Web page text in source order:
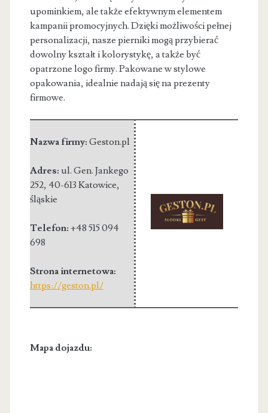
upominkiem, ale także efektywnym elementem
kampanii promocyjnych. Dzięki możliwości pełnej
personalizacji, nasze pierniki mogą przybierać
dowolny kształt i kolorystykę, a także być
opatrzone logo firmy. Pakowane w stylowe
opakowania, idealnie nadają się na prezenty
firmowe.
Nazwa firmy: Geston.pl
Adres: ul. Gen. Jankego
252, 40-613 Katowice,
śląskie
Telefon: +48 515 094
698
Strona internetowa:
https://geston.pl/
Mapa dojazdu: